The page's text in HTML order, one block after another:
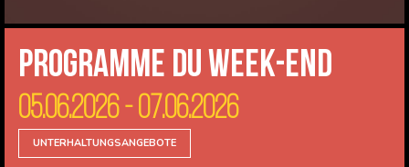
Programme du Week-end
05.06.2026 - 07.06.2026
UNTERHALTUNGSANGEBOTE